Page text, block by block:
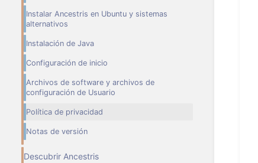
Instalar Ancestris en Ubuntu y sistemas
alternativos
Instalación de Java
Configuración de inicio
Archivos de software y archivos de
configuración de Usuario
Política de privacidad
Notas de versión
Descubrir Ancestris